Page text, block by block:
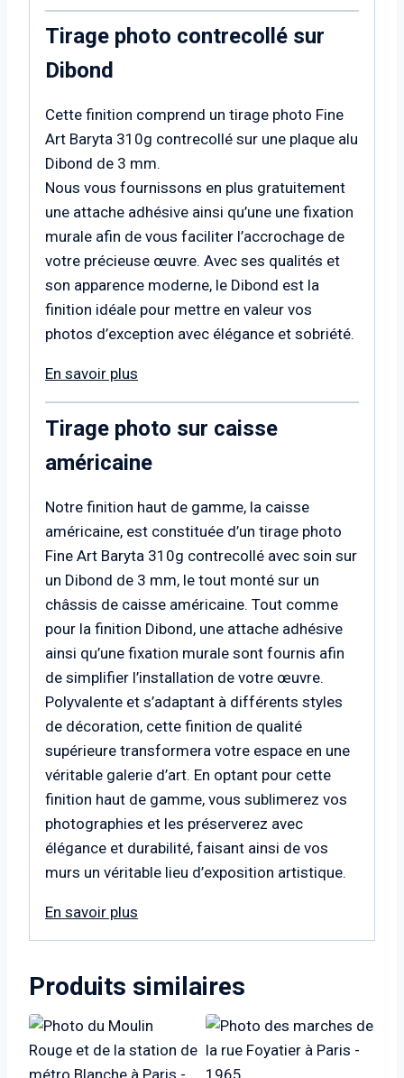
Tirage photo contrecollé sur
Dibond
Cette finition comprend un tirage photo Fine
Art Baryta 310g contrecollé sur une plaque alu
Dibond de 3 mm.
Nous vous fournissons en plus gratuitement
une attache adhésive ainsi qu’une une fixation
murale afin de vous faciliter l’accrochage de
votre précieuse œuvre. Avec ses qualités et
son apparence moderne, le Dibond est la
finition idéale pour mettre en valeur vos
photos d’exception avec élégance et sobriété.
En savoir plus
Tirage photo sur caisse
américaine
Notre finition haut de gamme, la caisse
américaine, est constituée d’un tirage photo
Fine Art Baryta 310g contrecollé avec soin sur
un Dibond de 3 mm, le tout monté sur un
châssis de caisse américaine. Tout comme
pour la finition Dibond, une attache adhésive
ainsi qu’une fixation murale sont fournis afin
de simplifier l’installation de votre œuvre.
Polyvalente et s’adaptant à différents styles
de décoration, cette finition de qualité
supérieure transformera votre espace en une
véritable galerie d’art. En optant pour cette
finition haut de gamme, vous sublimerez vos
photographies et les préserverez avec
élégance et durabilité, faisant ainsi de vos
murs un véritable lieu d’exposition artistique.
En savoir plus
Produits similaires